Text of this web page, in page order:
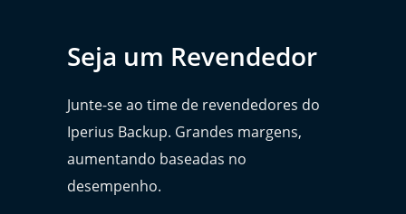
Seja um Revendedor
Junte-se ao time de revendedores do
Iperius Backup. Grandes margens,
aumentando baseadas no
desempenho.